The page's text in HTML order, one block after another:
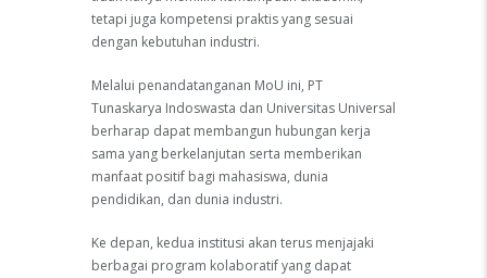
tetapi juga kompetensi praktis yang sesuai
dengan kebutuhan industri.
Melalui penandatanganan MoU ini, PT
Tunaskarya Indoswasta dan Universitas Universal
berharap dapat membangun hubungan kerja
sama yang berkelanjutan serta memberikan
manfaat positif bagi mahasiswa, dunia
pendidikan, dan dunia industri.
Ke depan, kedua institusi akan terus menjajaki
berbagai program kolaboratif yang dapat